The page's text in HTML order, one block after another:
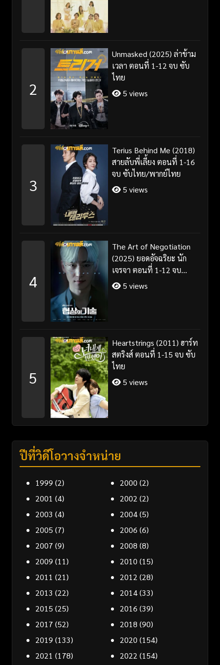
2
Unmasked (2025) ล่าข้าม
เวลา ตอนที่ 1-12 จบ ซับ
ไทย
5 views
3
Terius Behind Me (2018)
สายลับพี่เลี้ยง ตอนที่ 1-16
จบ ซับไทย/พากย์ไทย
5 views
4
The Art of Negotiation
(2025) ยอดอัจฉริยะ นัก
เจรจา ตอนที่ 1-12 จบ
พากย์ไทย/ซับไทย
5 views
5
Heartstrings (2011) ฮาร์ท
สตริงส์ ตอนที่ 1-15 จบ ซับ
ไทย
5 views
ปีที่วิดีโอวางจำหน่าย
1999 (2) 2000 (2)
2001 (4) 2002 (2)
2003 (4) 2004(5)
2005 (7) 2006 (6)
2007 (9) 2008 (8)
2009 (11) 2010 (15)
2011 (21) 2012 (28)
2013 (22) 2014(33)
2015 (25) 2016 (39)
2017 (52) 2018 (90)
2019 (133) 2020 (154)
2021 (178) 2022 (154)